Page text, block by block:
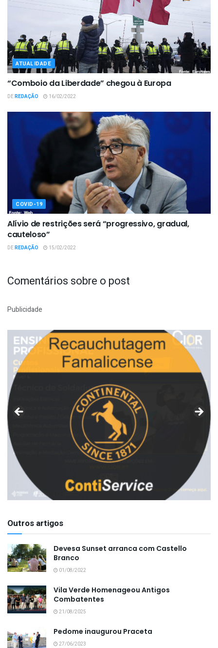
ATUALIDADE
“Comboio da Liberdade” chegou à Europa
DEREDAÇÃO 16/02/2022
COVID-19
Alívio de restrições será “progressivo, gradual,
cauteloso”
DEREDAÇÃO 15/02/2022
Comentários sobre o post
Publicidade
Outros artigos
Devesa Sunset arranca com Castello
Branco
01/08/2022
Vila Verde Homenageou Antigos
Combatentes
21/08/2025
Pedome inaugurou Praceta
27/06/2023